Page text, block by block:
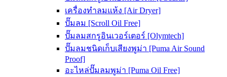
เครื่องทำลมแห้ง [Air Dryer]
ปั๊มลม [Scroll Oil Free]
ปั๊มลมสกรูอินเวอร์เตอร์ [Olymtech]
ปั๊มลมชนิดเก็บเสียงพูม่า [Puma Air Sound
Proof]
อะไหล่ปั๊มลมพูม่า [Puma Oil Free]